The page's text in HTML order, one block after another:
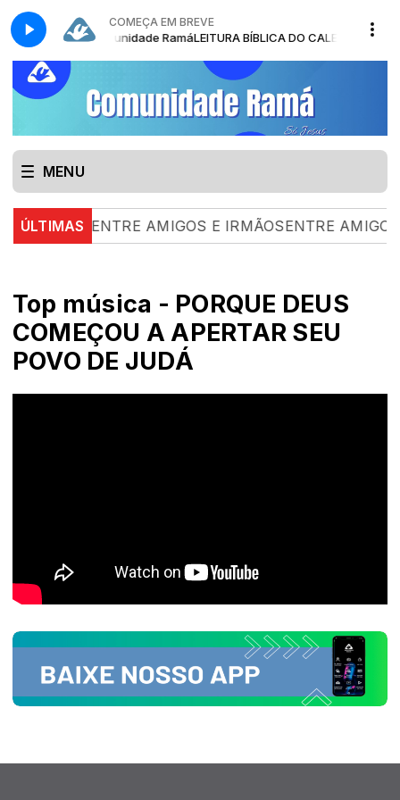
COMEÇA EM BREVE
com Comunidade RamáLEITURA BÍBLICA DO CALENDÁRIO -
MENU
ÚLTIMAS
| ENTRE AMIGOS E IRMÃOSENTRE
Top música - PORQUE DEUS
COMEÇOU A APERTAR SEU
POVO DE JUDÁ